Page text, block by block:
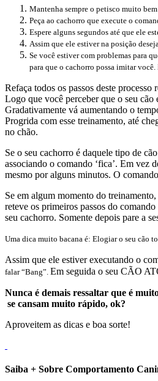
Mantenha sempre o petisco muito
Peça ao cachorro que execute o
Espere alguns segundos até que ele
Assim que ele estiver na posição
Se você estiver com problemas para
para que o cachorro possa imitar
Refaça todos os passos deste processo
Logo que você perceber que o seu
Gradativamente vá aumentando o
Progrida com esse treinamento, até
no chão.
Se o seu cachorro é daquele tipo de
associando o comando ‘fica’. Em vez
mesmo por alguns minutos. O comando
Se em algum momento do
reteve os primeiros passos do
seu cachorro. Somente depois pare a
Uma dica muito bacana é: Elogiar o seu cão
Assim que ele estiver executando o
falar “Bang”. Em seguida o seu CÃO
Nunca é demais ressaltar que é
se cansam muito rápido, ok?
Aproveitem as dicas e boa sorte!
Saiba + Sobre Comportamento